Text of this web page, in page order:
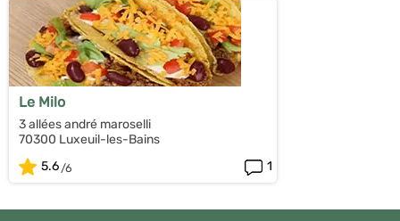
Le Milo
3 allées andré maroselli
70300 Luxeuil-les-Bains
5.6
1